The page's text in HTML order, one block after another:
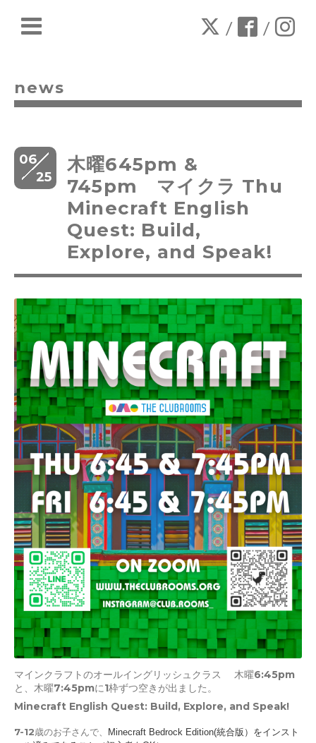
/ /
news
06
25
木曜645pm &
745pm マイクラ Thu
Minecraft English
Quest: Build,
Explore, and Speak!
マインクラフトのオールイングリッシュクラス 木曜6:45pm
と、木曜7:45pmに1枠ずつ空きが出ました。
Minecraft English Quest: Build, Explore, and Speak!
7-12歳のお子さんで、
Minecraft Bedrock Edition(統合版）をインスト